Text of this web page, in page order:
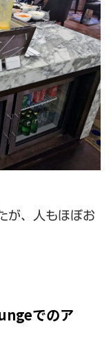
が、人もほぼお
でのア